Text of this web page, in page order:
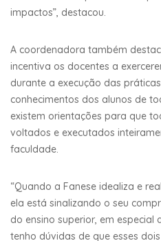
impactos”, destacou.
A coordenadora também
incentiva os docentes a
durante a execução das
conhecimentos dos alunos de
existem orientações para que
voltados e executados
faculdade.
“Quando a Fanese idealiza e
ela está sinalizando o seu
do ensino superior, em especial
tenho dúvidas de que esses